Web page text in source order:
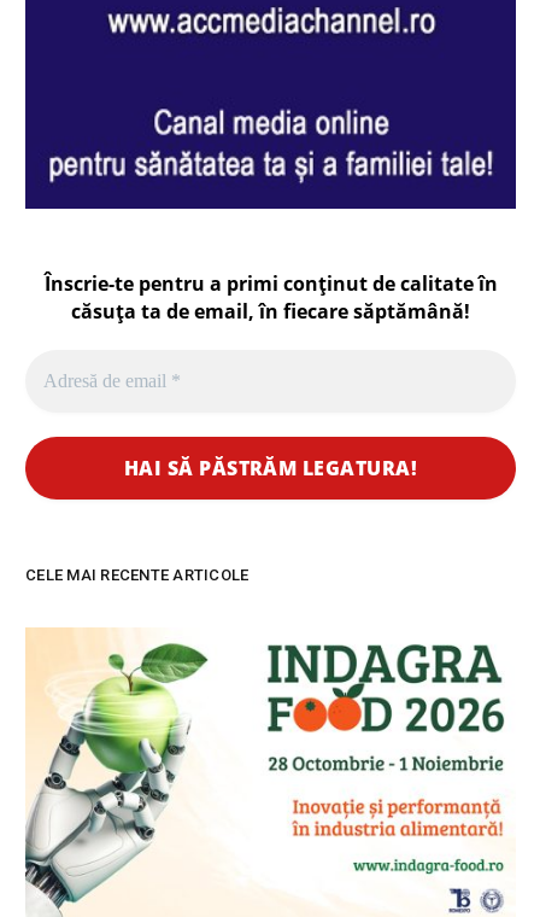
Înscrie-te pentru a primi conținut de calitate în
căsuța ta de email, în fiecaresăptămână!
CELE MAI RECENTE ARTICOLE